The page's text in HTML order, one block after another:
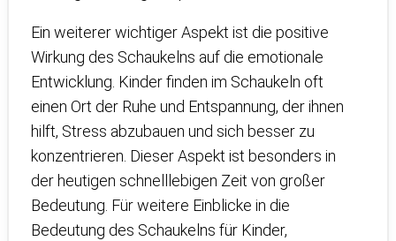
Ein weiterer wichtiger Aspekt ist die positive
Wirkung des Schaukelns auf die emotionale
Entwicklung. Kinder finden im Schaukeln oft
einen Ort der Ruhe und Entspannung, der ihnen
hilft, Stress abzubauen und sich besser zu
konzentrieren. Dieser Aspekt ist besonders in
der heutigen schnelllebigen Zeit von großer
Bedeutung. Für weitere Einblicke in die
Bedeutung des Schaukelns für Kinder,